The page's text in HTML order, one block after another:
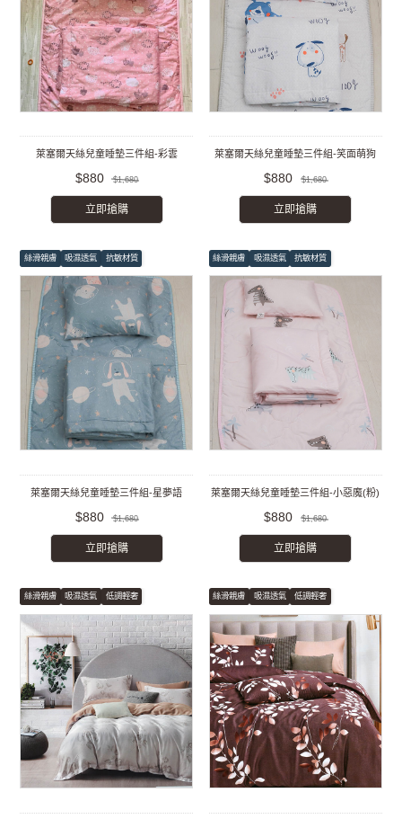
萊塞爾天絲兒童睡墊三件組-彩雲
$880 $1,680
立即搶購
萊塞爾天絲兒童睡墊三件組-笑面萌狗
$880 $1,680
立即搶購
絲滑親膚 吸濕透氣 抗敏材質
萊塞爾天絲兒童睡墊三件組-星夢語
$880 $1,680
立即搶購
絲滑親膚 吸濕透氣 抗敏材質
萊塞爾天絲兒童睡墊三件組-小惡魔(粉)
$880 $1,680
立即搶購
絲滑親膚 吸濕透氣 低調輕奢 絲滑親膚 吸濕透氣 低調輕奢